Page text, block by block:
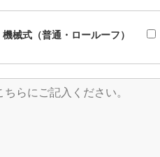
機械式（普通・ロールーフ）